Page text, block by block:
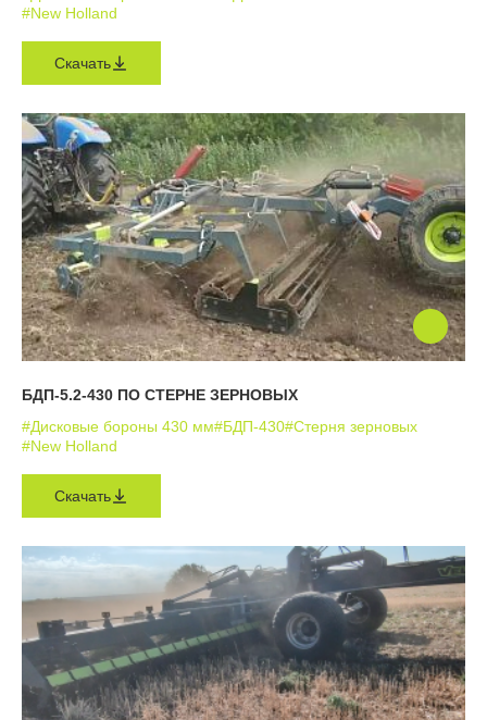
#New Holland
Скачать
БДП-5.2-430 ПО СТЕРНЕ ЗЕРНОВЫХ
#Дисковые бороны 430 мм#БДП-430#Стерня зерновых
#New Holland
Скачать